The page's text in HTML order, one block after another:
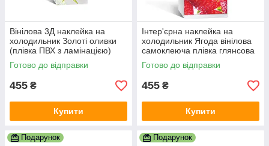
Вінілова 3Д наклейка на
холодильник Золоті оливки
(плівка ПВХ з ламінацією)
600х1800 мм
Готово до відправки
455 ₴
Купити
Інтер'єрна наклейка на
холодильник Ягода вінілова
самоклеюча плівка глянсова
з ламінацією 600х1800 мм
Готово до відправки
455 ₴
Купити
Подарунок Подарунок